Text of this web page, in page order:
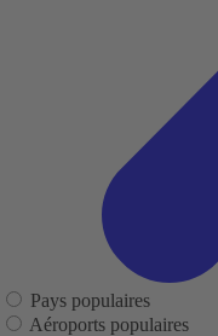
Pays populaires
Aéroports populaires